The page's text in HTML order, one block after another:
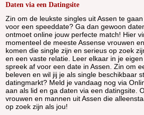
Daten via een Datingsite
Zin om de leukste singles uit Assen te
voor een speeddate? Ga dan gewoon
ontmoet online jouw perfecte match! Hier
momenteel de meeste Assense vrouwen
komen die single zijn en serieus op zoek
en een vaste relatie. Leer elkaar in je
spreek af voor een date in Assen. Zin om
beleven en wil jij je als single beschikbaar
datingmarkt? Meld je vandaag nog via
aan als lid en ga daten via een datingsite.
vrouwen en mannen uit Assen die
op zoek zijn als jou!